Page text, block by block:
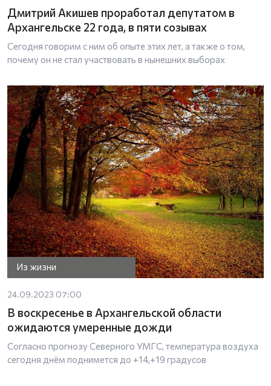
Дмитрий Акишев проработал депутатом в
Архангельске 22 года, в пяти созывах
Сегодня говорим с ним об опыте этих лет, а также о том,
почему он не стал участвовать в нынешних выборах
Из жизни
24.09.2023 07:00
В воскресенье в Архангельской области
ожидаются умеренные дожди
Согласно прогнозу Северного УМГС, температура воздуха
сегодня днём поднимется до +14,+19 градусов